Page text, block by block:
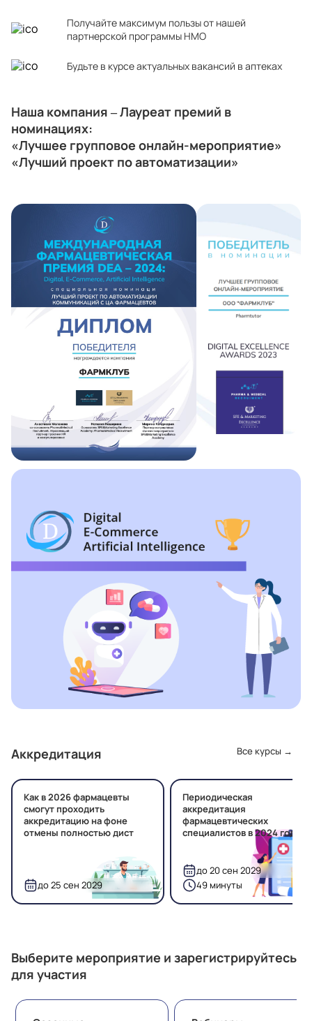
Получайте максимум пользы от нашей
партнерской программы НМО
Будьте в курсе актуальных вакансий в аптеках
Наша компания – Лауреат премий в
номинациях:
«Лучшее групповое онлайн-мероприятие»
«Лучший проект по автоматизации»
Аккредитация Все курсы →
Как в 2026 фармацевты
смогут проходить
аккредитацию на фоне
отмены полностью дист
до 25 сен 2029
Периодическая
аккредитация
фармацевтических
специалистов в 2024 году
до 20 сен 2029
49 минуты
Выберите мероприятие и зарегистрируйтесь
для участия